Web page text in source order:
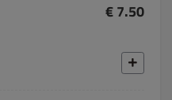
€ 7.50